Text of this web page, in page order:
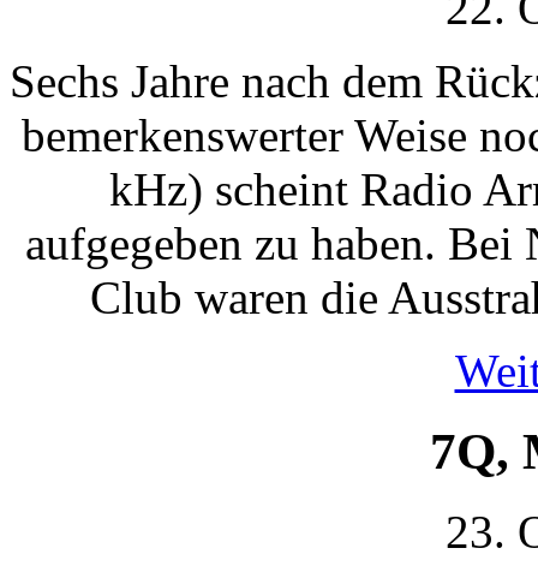
Sechs Jahre nach dem
bemerkenswerter Weise
kHz) scheint Radio
aufgegeben zu haben.
Club waren die
7Q,
23.